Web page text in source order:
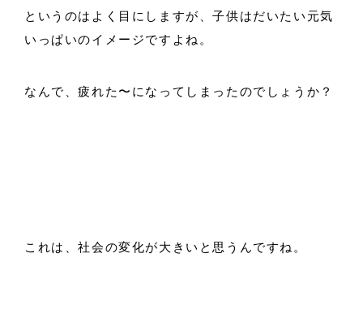
というのはよく目にしますが、子供はだいたい元気
いっぱいのイメージですよね。
なんで、疲れた〜になってしまったのでしょうか？
これは、社会の変化が大きいと思うんですね。